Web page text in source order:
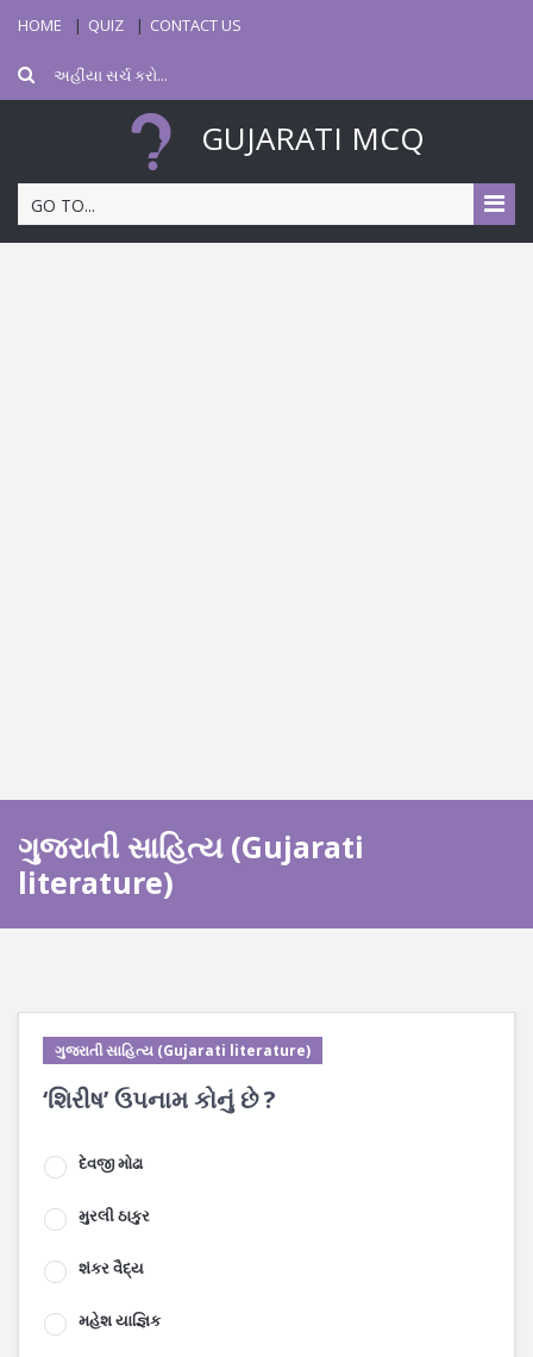
HOME QUIZ CONTACT US
GUJARATI MCQ
GO TO...
ગુજરાતી સાહિત્ય (Gujarati
literature)
ગુજરાતી સાહિત્ય (Gujarati literature)
‘શિરીષ’ ઉપનામ કોનું છે ?
દેવજી મોઢા
મુરલી ઠાકુર
શંકર વૈદ્ય
મહેશ યાજ્ઞિક